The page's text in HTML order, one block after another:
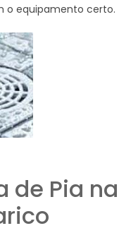
o equipamento certo.
de Pia na